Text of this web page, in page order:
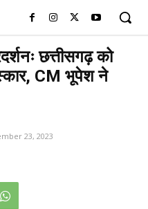
छत्तीसगढ़ को
CM भूपेश ने
23, 2023